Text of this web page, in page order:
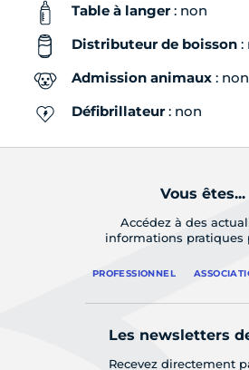
Table à langer: non
Distributeur de boisson :
Admission animaux : non
Défibrillateur: non
Vous êtes...
Accédez à des
informations pratiques
PROFESSIONNEL
Les newsletters
Recevez directement